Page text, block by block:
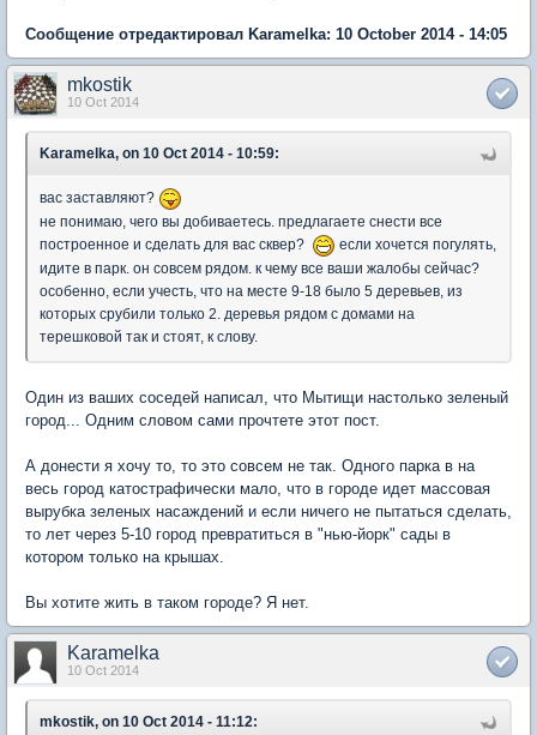
Сообщение отредактировал Karamelka: 10 October 2014 - 14:05
mkostik
10 Oct 2014
Karamelka, on 10 Oct 2014 - 10:59:
вас заставляют?
не понимаю, чего вы добиваетесь. предлагаете снести все
построенное и сделать для вас сквер?
если хочется погулять,
идите в парк. он совсем рядом. к чему все ваши жалобы сейчас?
особенно, если учесть, что на месте 9-18 было 5 деревьев, из
которых срубили только 2. деревья рядом с домами на
терешковой так и стоят, к слову.
Один из ваших соседей написал, что Мытищи настолько зеленый
город... Одним словом сами прочтете этот пост.
А донести я хочу то, то это совсем не так. Одного парка в на
весь город катострафически мало, что в городе идет массовая
вырубка зеленых насаждений и если ничего не пытаться сделать,
то лет через 5-10 город превратиться в "нью-йорк" сады в
котором только на крышах.
Вы хотите жить в таком городе? Я нет.
Karamelka
10 Oct 2014
mkostik, on 10 Oct 2014 - 11:12: